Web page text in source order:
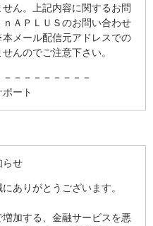
ん。上記内容に関するお問
ＡＰＬＵＳのお問い合わせ
メール配信元アドレスでの
んのでご注意下さい。
－－－－－－－－
ート
らせ
ありがとうございます。
加する、金融サービスを悪